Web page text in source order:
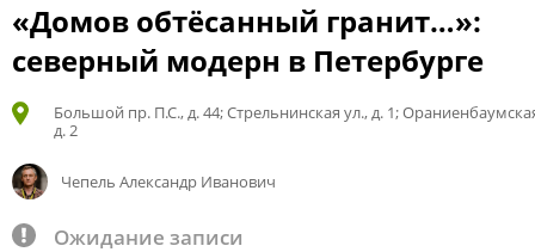
«Домов обтёсанный гранит…»:
северный модерн в Петербурге
Большой пр. П.С., д. 44; Стрельнинская ул., д. 1;
д. 2
Чепель Александр Иванович
Ожидание записи